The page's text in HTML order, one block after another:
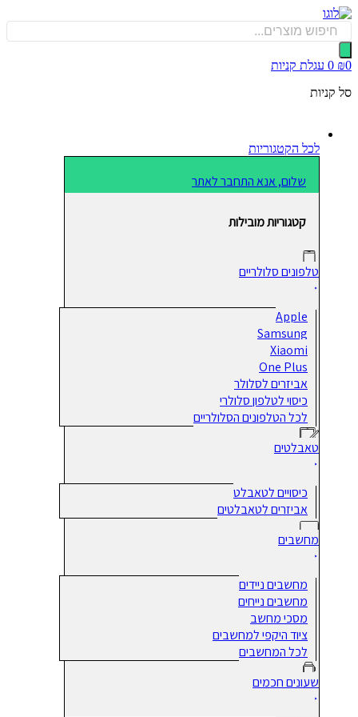
0 עגלת קניות
לכל הקטגוריות
שלום, אנא התחבר לאתר
קטגוריות מובילות
טלפונים סלולריים
Apple
Samsung
Xiaomi
One Plus
אביזרים לסלולר
כיסוי לטלפון סלולרי
לכל הטלפונים הסלולריים
טאבלטים
כיסויים לטאבלט
אביזרים לטאבלטים
מחשבים
מחשבים ניידים
מחשבים נייחים
מסכי מחשב
ציוד היקפי למחשבים
לכל המחשבים
שעונים חכמים